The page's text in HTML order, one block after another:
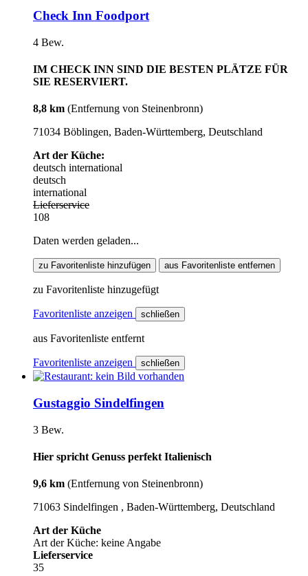
Check Inn Foodport
4 Bew.
IM CHECK INN SIND DIE BESTEN PLÄTZE FÜR
SIE RESERVIERT.
8,8 km (Entfernung von Steinenbronn)
71034 Böblingen, Baden-Württemberg, Deutschland
Art der Küche:
deutsch international
deutsch
international
Lieferservice
108
Daten werden geladen...
zu Favoritenliste hinzufügen aus Favoritenliste entfernen
zu Favoritenliste hinzugefügt
Favoritenliste anzeigen schließen
aus Favoritenliste entfernt
Favoritenliste anzeigen schließen
Gustaggio Sindelfingen
3 Bew.
Hier spricht Genuss perfekt Italienisch
9,6 km (Entfernung von Steinenbronn)
71063 Sindelfingen , Baden-Württemberg, Deutschland
Art der Küche
Art der Küche: keine Angabe
Lieferservice
35